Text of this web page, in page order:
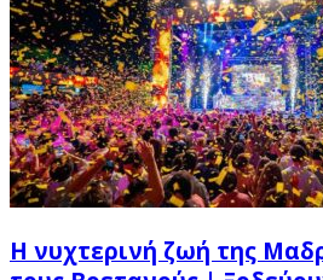
Η νυχτερινή ζωή της